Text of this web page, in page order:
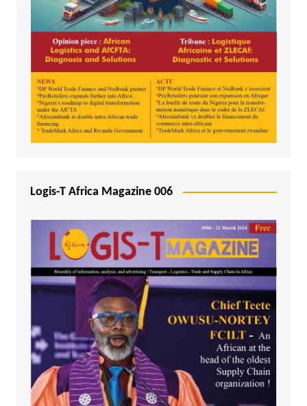
Logis-T Africa Magazine 006